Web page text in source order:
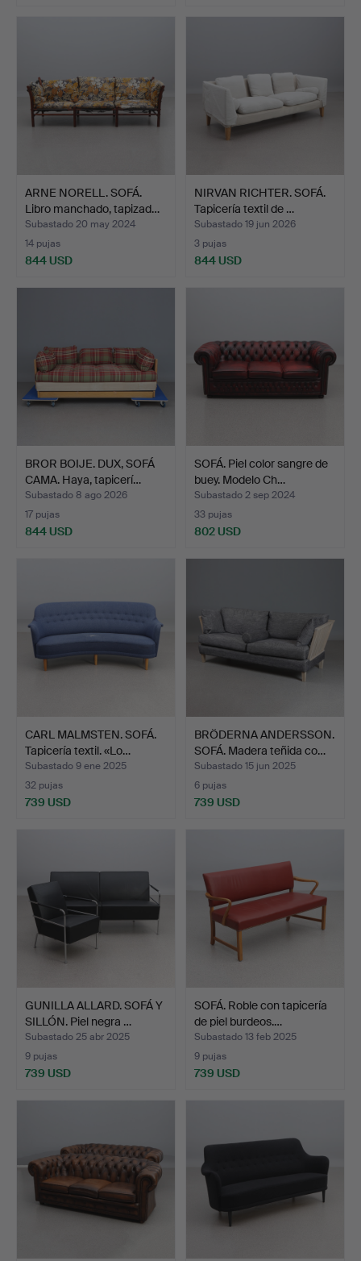
ARNE NORELL. SOFÁ.
Libro manchado, tapizad…
Subastado 20 may 2024
14 pujas
844 USD
NIRVAN RICHTER. SOFÁ.
Tapicería textil de …
Subastado 19 jun 2026
3 pujas
844 USD
BROR BOIJE. DUX, SOFÁ
CAMA. Haya, tapicerí…
Subastado 8 ago 2026
17 pujas
844 USD
SOFÁ. Piel color sangre de
buey. Modelo Ch…
Subastado 2 sep 2024
33 pujas
802 USD
CARL MALMSTEN. SOFÁ.
Tapicería textil. «Lo…
Subastado 9 ene 2025
32 pujas
739 USD
BRÖDERNA ANDERSSON.
SOFÁ. Madera teñida co…
Subastado 15 jun 2025
6 pujas
739 USD
GUNILLA ALLARD. SOFÁ Y
SILLÓN. Piel negra …
Subastado 25 abr 2025
9 pujas
739 USD
SOFÁ. Roble con tapicería
de piel burdeos.…
Subastado 13 feb 2025
9 pujas
739 USD